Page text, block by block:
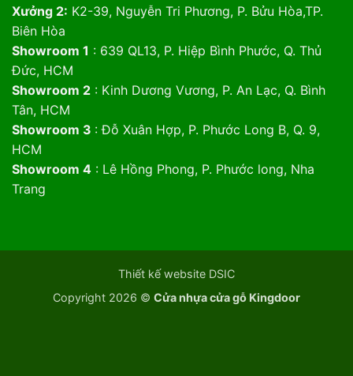
Xưởng 2: K2-39, Nguyễn Tri Phương, P. Bửu Hòa,TP.
Biên Hòa
Showroom 1 : 639 QL13, P. Hiệp Bình Phước, Q. Thủ
Đức, HCM
Showroom 2: Kinh Dương Vương, P. An Lạc, Q. Bình
Tân, HCM
Showroom 3 : Đỗ Xuân Hợp, P. Phước Long B, Q. 9,
HCM
Showroom 4: Lê Hồng Phong, P. Phước long, Nha
Trang
Thiết kế website DSIC
Copyright 2026 © Cửa nhựa cửa gỗ Kingdoor